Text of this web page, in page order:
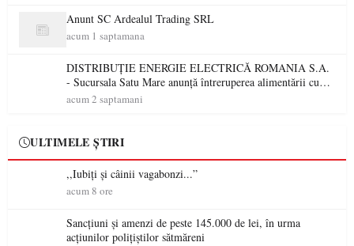
Anunt SC Ardealul Trading SRL
acum 1 saptamana
DISTRIBUȚIE ENERGIE ELECTRICĂ ROMANIA S.A.
- Sucursala Satu Mare anunţă întreruperea alimentării cu
energie electrică
acum 2 saptamani
ULTIMELE ȘTIRI
,,Iubiți și câinii vagabonzi...”
acum 8 ore
Sancțiuni și amenzi de peste 145.000 de lei, în urma
acțiunilor polițiștilor sătmăreni